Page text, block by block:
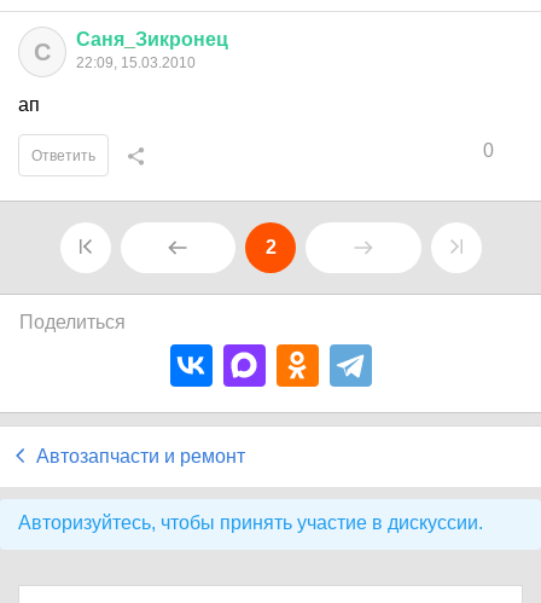
С Саня Зикронец
22:09, 15.03.2010
ап
0
Ответить
2
Поделиться
Автозапчасти и ремонт
Авторизуйтесь, чтобы принять участие в дискуссии.